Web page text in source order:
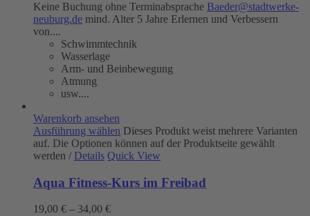
Keine Buchung ohne Terminabsprache Baeder@stadtwerke-
neuburg.de mind. Alter 5 Jahre Erlernen und Verbessern
von....
Schwimmtechnik
Wasserlage
Arm- und Beinbewegung
Atmung
usw....
Warenkorb ansehen
Ausführung wählen Dieses Produkt weist mehrere Varianten
auf. Die Optionen können auf der Produktseite gewählt
werden / Details Quick View
Aqua Fitness-Kurs im Freibad
19,00 € – 34,00 €